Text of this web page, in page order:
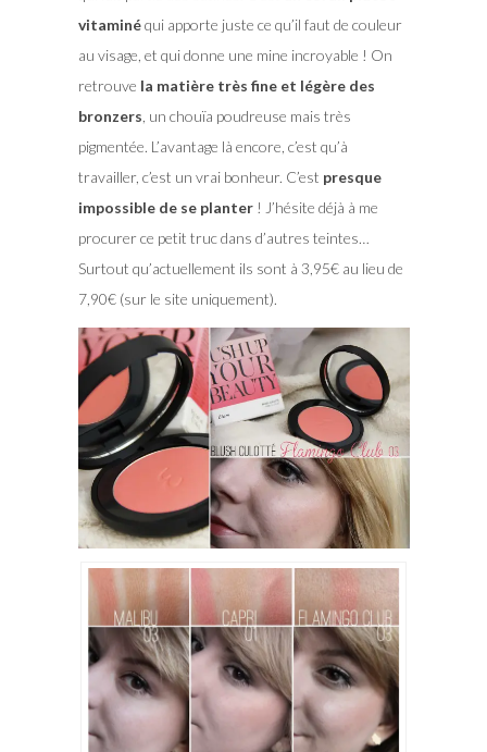
vitaminéqui apporte juste ce qu’il faut de couleur
au visage, et qui donne une mine incroyable ! On
retrouve la matière très fine et légère des
bronzers , un chouïa poudreuse mais très
pigmentée. L’avantage là encore, c’est qu’à
travailler, c’est un vrai bonheur. C’est presque
impossible de se planter! J’hésite déjà à me
procurer ce petit truc dans d’autres teintes…
Surtout qu’actuellement ils sont à 3,95€ au lieu de
7,90€ (sur le site uniquement).